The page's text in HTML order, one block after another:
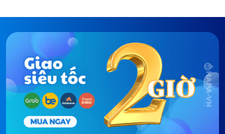
– Kích thước sản phẩm (CxRxS mm) : 68 x 770 x
– Kích thước cắt đá (CxRxS mm) : 68 x 710 x 410
– Chiều dài dây cắm: 110cm
– Công suất tiêu thụ: 6,4Kw